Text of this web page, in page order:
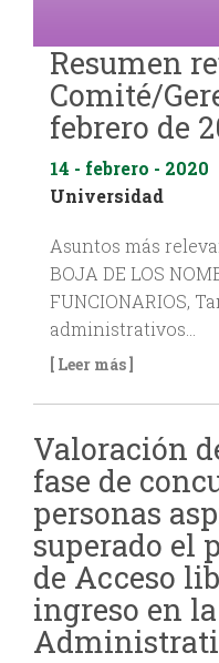
Resumen
Comité/
febrero de
14 - febrero - 2020
Universidad
Asuntos más
BOJA DE LOS
FUNCIONARIOS,
administrativos…
[ Leer más ]
Valoración
fase de
personas
superado el
de Acceso
ingreso en